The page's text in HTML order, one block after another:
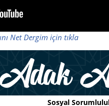
Net Dergim için tıkla
Sosyal